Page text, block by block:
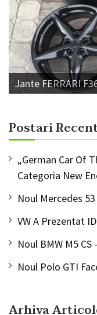
Jante FERRARI
Postari
„German Car Of
Categoria New
Noul Mercedes
VW A Prezentat
Noul BMW M5 CS
Noul Polo GTI
Arhiva